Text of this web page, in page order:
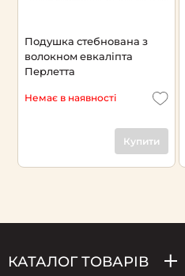
Подушка стебнована з
волокном евкаліпта
Перлетта
Немає в наявності
Купити
КАТАЛОГ ТОВАРІВ